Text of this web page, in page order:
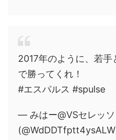
2017年のように、若
で勝ってくれ！
#エスパルス #spulse
— みはー@VSセレッソ